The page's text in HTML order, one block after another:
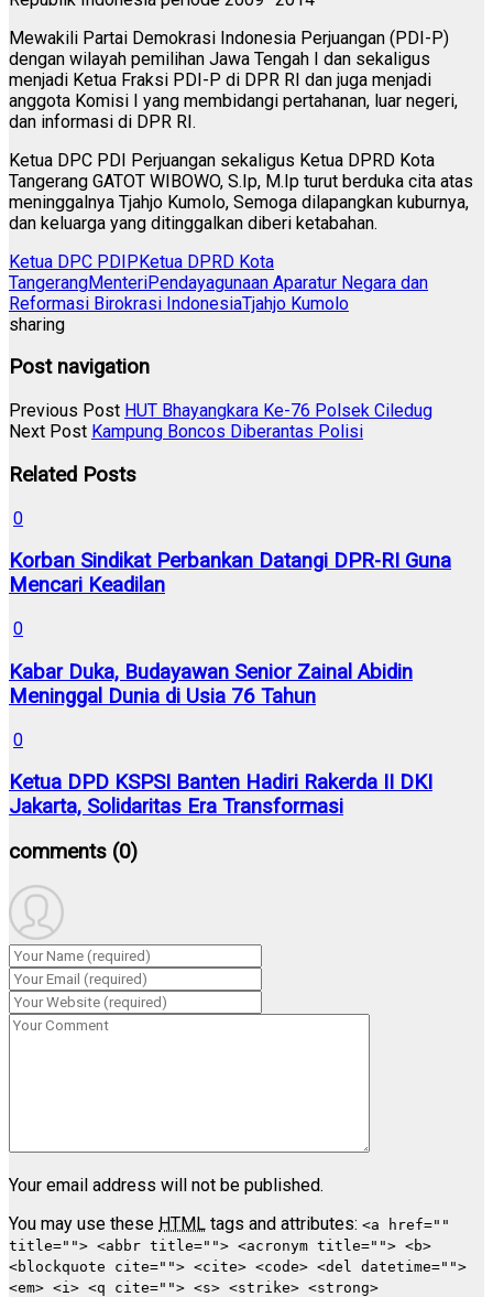
Mewakili Partai Demokrasi Indonesia Perjuangan (PDI-P)
dengan wilayah pemilihan Jawa Tengah I dan sekaligus
menjadi Ketua Fraksi PDI-P di DPR RI dan juga menjadi
anggota Komisi I yang membidangi pertahanan, luar negeri,
dan informasi di DPR RI.
Ketua DPC PDI Perjuangan sekaligus Ketua DPRD Kota
Tangerang GATOT WIBOWO, S.Ip, M.Ip turut berduka cita atas
meninggalnya Tjahjo Kumolo, Semoga dilapangkan kuburnya,
dan keluarga yang ditinggalkan diberi ketabahan.
Ketua DPC PDIPKetua DPRD Kota
TangerangMenteriPendayagunaan Aparatur Negara dan
Reformasi Birokrasi IndonesiaTjahjo Kumolo
sharing
Post navigation
Previous Post HUT Bhayangkara Ke-76 Polsek Ciledug
Next Post Kampung Boncos Diberantas Polisi
Related Posts
0
Korban Sindikat Perbankan Datangi DPR-RI Guna
Mencari Keadilan
0
Kabar Duka, Budayawan Senior Zainal Abidin
Meninggal Dunia di Usia 76 Tahun
0
Ketua DPD KSPSI Banten Hadiri Rakerda II DKI
Jakarta, Solidaritas Era Transformasi
comments (0)
Your email address will not be published.
You may use these HTML tags and attributes: <a href=""
title=""> <abbr title=""> <acronym title=""> <b>
<blockquote cite=""> <cite> <code> <del datetime="">
<em> <i> <q cite=""> <s> <strike> <strong>